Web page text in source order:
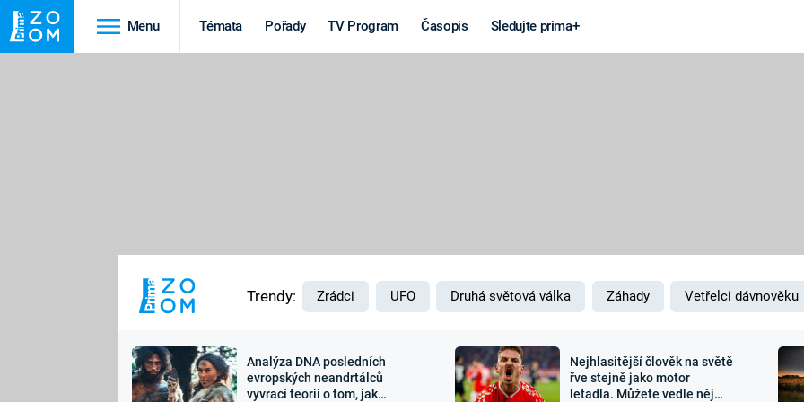
Menu Témata Pořady TV Program Časopis Sledujte prima+
MARS
Výročí
Záhady a
Trendy: Zrádci UFO Druhá světová válka Záhady Vetřelci dávnověku
Analýza DNA posledních
evropských neandrtálců
vyvrací teorii o tom, jak
Nejhlasitější člověk na světě
řve stejně jako motor
letadla. Můžete vedle něj